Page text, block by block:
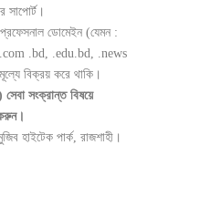
সাপোর্ট।
ডোমেইন (যেমন :
.bd, .edu.bd, .news
বিক্রয় করে থাকি।
সংক্রান্ত বিষয়ে
হাইটেক পার্ক, রাজশাহী।